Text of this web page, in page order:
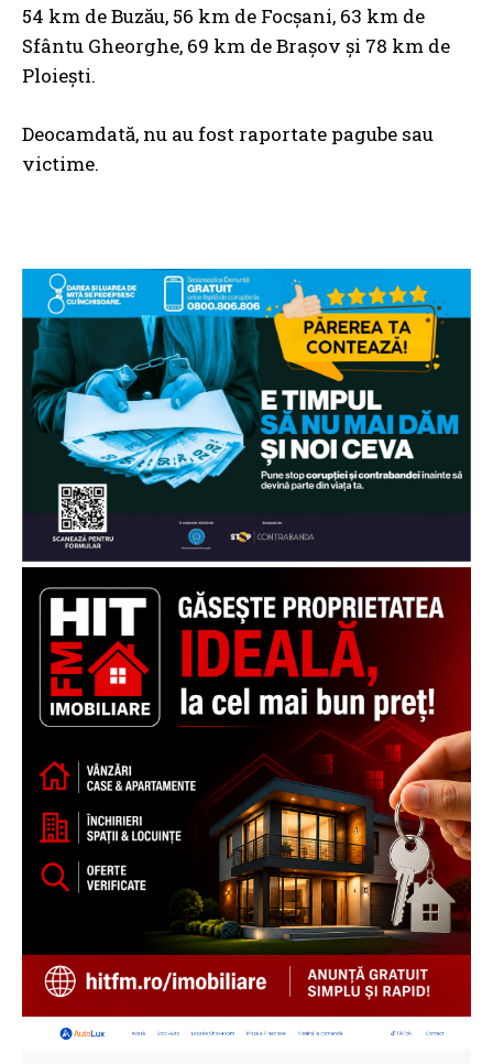
54 km de Buzău, 56 km de Focșani, 63 km de
Sfântu Gheorghe, 69 km de Brașov și 78 km de
Ploiești.
Deocamdată, nu au fost raportate pagube sau
victime.